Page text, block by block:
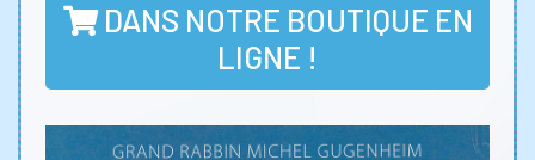
DANS NOTRE BOUTIQUE EN
LIGNE !